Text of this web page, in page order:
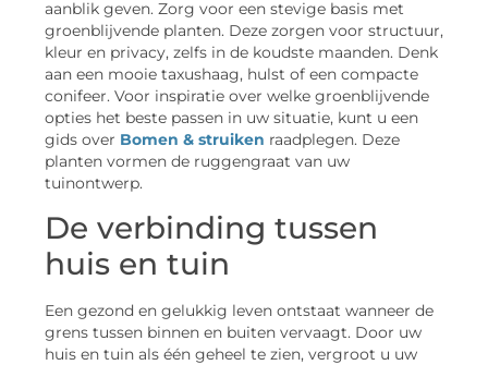
aanblik geven. Zorg voor een stevige basis met
groenblijvende planten. Deze zorgen voor structuur,
kleur en privacy, zelfs in de koudste maanden. Denk
aan een mooie taxushaag, hulst of een compacte
conifeer. Voor inspiratie over welke groenblijvende
opties het beste passen in uw situatie, kunt u een
gids over Bomen & struiken raadplegen. Deze
planten vormen de ruggengraat van uw
tuinontwerp.
De verbinding tussen
huis en tuin
Een gezond en gelukkig leven ontstaat wanneer de
grens tussen binnen en buiten vervaagt. Door uw
huis en tuin als één geheel te zien, vergroot u uw